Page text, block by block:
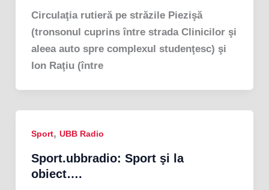
Circulaţia rutieră pe străzile Piezişă
(tronsonul cuprins între strada Clinicilor şi
aleea auto spre complexul studenţesc) şi
Ion Raţiu (între
Sport, UBB Radio
Sport.ubbradio: Sport şi la
obiect….